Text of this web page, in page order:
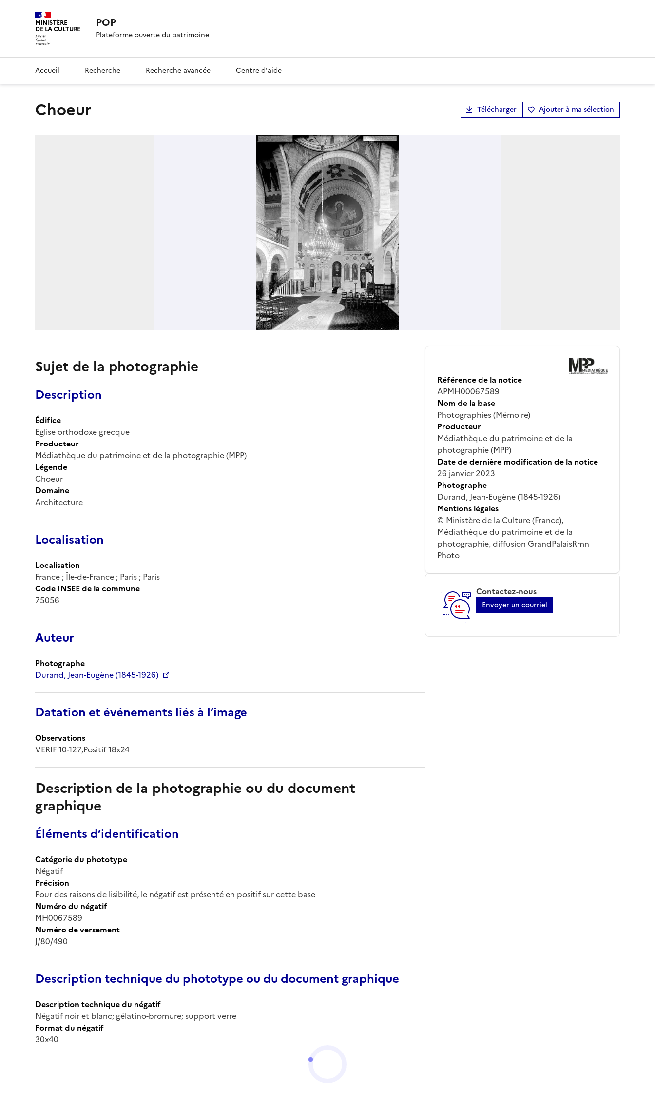
MINISTÈRE
DE LA CULTURE POP
Plateforme ouverte du patrimoine
Accueil Recherche Recherche avancée Centre d'aide
Choeur Télécharger Ajouter à ma sélection
Sujet de la photographie
Description
Édifice
Eglise orthodoxe grecque
Producteur
Médiathèque du patrimoine et de la photographie (MPP)
Légende
Choeur
Domaine
Architecture
Localisation
Localisation
France ; Île-de-France ; Paris ; Paris
Code INSEE de la commune
75056
Auteur
Photographe
Durand, Jean-Eugène (1845-1926)
Datation et événements liés à l’image
Observations
VERIF 10-127;Positif 18x24
Description de la photographie ou du document
graphique
Éléments d’identification
Catégorie du phototype
Négatif
Précision
Pour des raisons de lisibilité, le négatif est présenté en positif sur cette base
Numéro du négatif
MH0067589
Numéro de versement
J/80/490
Description technique du phototype ou du document graphique
Description technique du négatif
Négatif noir et blanc; gélatino-bromure; support verre
Format du négatif
30x40
Référence de la notice
APMH00067589
Nom de la base
Photographies (Mémoire)
Producteur
Médiathèque du patrimoine et de la
photographie (MPP)
Date de dernière modification de la notice
26 janvier 2023
Photographe
Durand, Jean-Eugène (1845-1926)
Mentions légales
© Ministère de la Culture (France),
Médiathèque du patrimoine et de la
photographie, diffusion GrandPalaisRmn
Photo
Contactez-nous
Envoyer un courriel